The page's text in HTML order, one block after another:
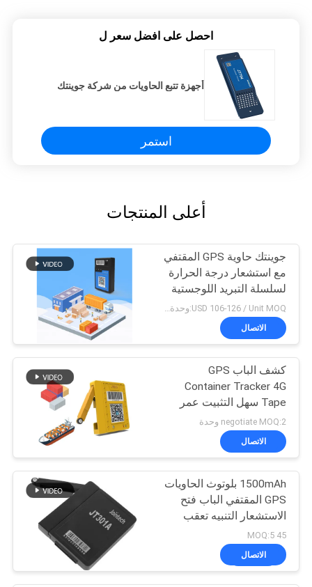
احصل على افضل سعر ل
أجهزة تتبع الحاويات من شركة جوينتك
استمر
أعلى المنتجات
جوينتك حاوية GPS المقتفي
مع استشعار درجة الحرارة
لسلسلة التبريد اللوجستية
USD 106-126 / Unit MOQ:وحدة 1
الاتصال
كشف الباب GPS
Container Tracker 4G
Tape سهل التثبيت عمر
بطارية طويل
negotiate MOQ:2 وحدة
الاتصال
1500mAh بلوتوث الحاويات
GPS المقتفي الباب فتح
الاستشعار التنبيه تعقب
45 MOQ:5
الاتصال